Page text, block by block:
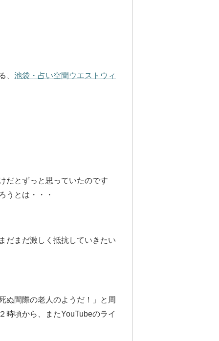
、 池袋・占い空間ウエストウィ
だとずっと思っていたのです
うとは・・・
だまだ激しく抵抗していきたい
ぬ間際の老人のようだ！」と周
時頃から、またYouTubeのライ